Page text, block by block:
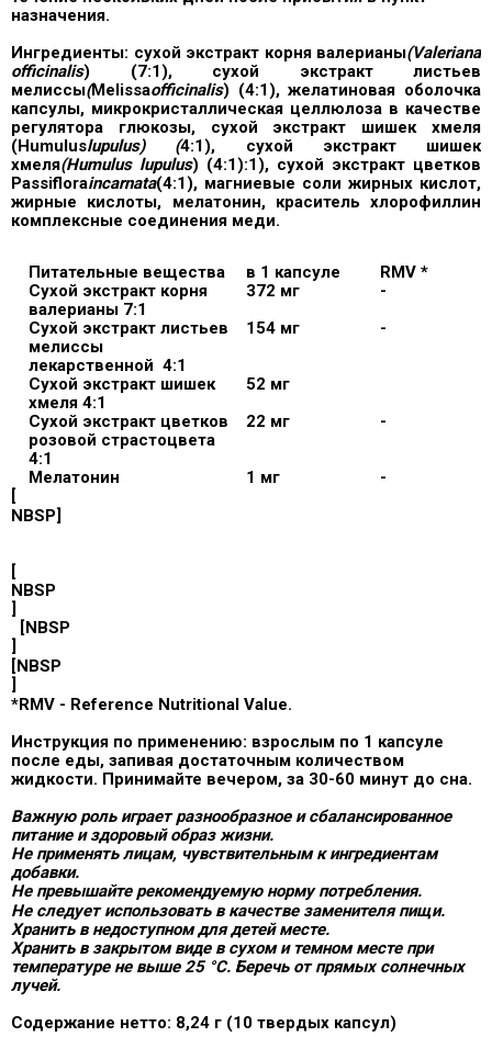
назначения.
Ингредиенты: сухой экстракт корня валерианы(Valeriana
officinalis) (7:1), сухой экстракт листьев
мелиссы(Melissaofficinalis) (4:1), желатиновая оболочка
капсулы, микрокристаллическая целлюлоза в качестве
регулятора глюкозы, сухой экстракт шишек хмеля
(Humuluslupulus) (4:1), сухой экстракт шишек
хмеля(Humulus lupulus) (4:1):1), сухой экстракт цветков
Passifloraincarnata(4:1), магниевые соли жирных кислот,
жирные кислоты, мелатонин, краситель хлорофиллин
комплексные соединения меди.
Питательные вещества в 1 капсуле
RMV *
Сухой экстракт корня
валерианы 7:1
372 мг
-
Сухой экстракт листьев
мелиссы
лекарственной 4:1
154 мг -
Сухой экстракт шишек
хмеля 4:1
52 мг
Сухой экстракт цветков
розовой страстоцвета
4:1
22 мг -
Мелатонин 1 мг
-
[
NBSP]
[
NBSP
]
[NBSP
]
[NBSP
]
*RMV - Reference Nutritional Value.
Инструкция по применению: взрослым по 1 капсуле
после еды, запивая достаточным количеством
жидкости. Принимайте вечером, за 30-60 минут до сна.
Важную роль играет разнообразное и сбалансированное
питание и здоровый образ жизни.
Не применять лицам, чувствительным к ингредиентам
добавки.
Не превышайте рекомендуемую норму потребления.
Не следует использовать в качестве заменителя пищи.
Хранить в недоступном для детей месте.
Хранить в закрытом виде в сухом и темном месте при
температуре не выше 25 °C. Беречь от прямых солнечных
лучей.
Содержание нетто: 8,24 г (10 твердых капсул)